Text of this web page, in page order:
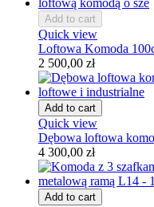
Add to cart
Quick view
Loftowa Komoda
2 500,00 zł
Add to cart
Quick view
Dębowa loftowa
4 300,00 zł
Add to cart